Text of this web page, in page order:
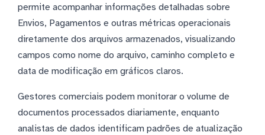
permite acompanhar informações detalhadas sobre
Envios, Pagamentos e outras métricas operacionais
diretamente dos arquivos armazenados, visualizando
campos como nome do arquivo, caminho completo e
data de modificação em gráficos claros.
Gestores comerciais podem monitorar o volume de
documentos processados diariamente, enquanto
analistas de dados identificam padrões de atualização